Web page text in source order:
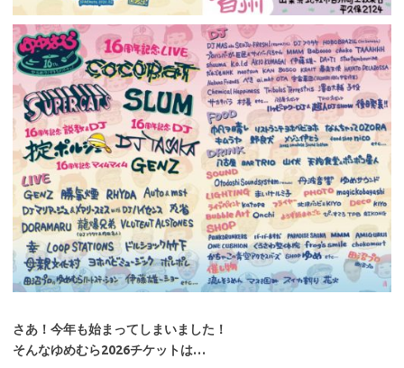
さあ！今年も始まってしまいました！
そんなゆめむら2026チケットは…